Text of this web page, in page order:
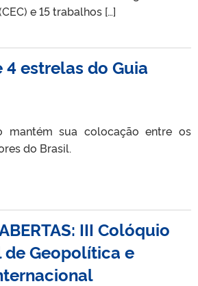
e 15 trabalhos […]
4 estrelas do Guia
mantém sua colocação entre os
do Brasil.
III Colóquio
Geopolítica e